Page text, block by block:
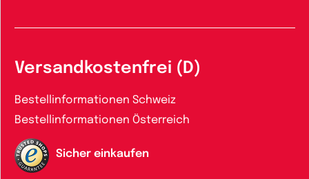
Versandkostenfrei (D)
Bestellinformationen Schweiz
Bestellinformationen Österreich
Sicher einkaufen